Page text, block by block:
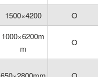
1500×4200
O
1000×6200m
m
O